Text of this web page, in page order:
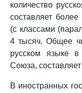
количество
составляет
(с классами
4 тысяч. Общее
русском языке в
Союза,
В иностранных